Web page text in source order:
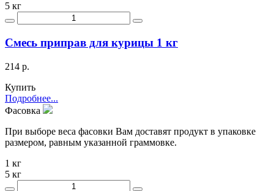
5 кг
Смесь приправ для курицы 1 кг
214 р.
Купить
Подробнее...
Фасовка
При выборе веса фасовки Вам доставят продукт в упаковке
размером, равным указанной граммовке.
1 кг
5 кг